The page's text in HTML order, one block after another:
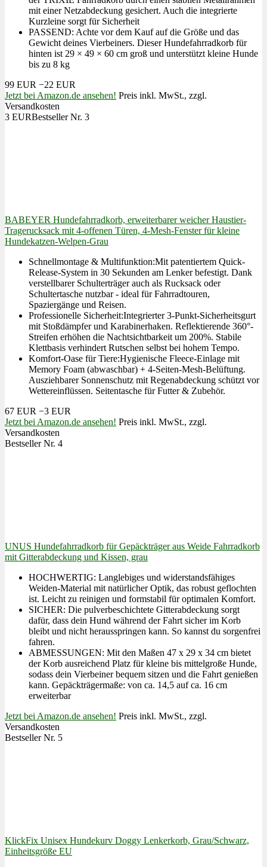
mit einer Netzabdeckung gesichert. Auch die integrierte
Kurzleine sorgt für Sicherheit
PASSEND: Achte vor dem Kauf auf die Größe und das
Gewicht deines Vierbeiners. Dieser Hundefahrradkorb für
hinten ist 29 × 49 × 60 cm groß und unterstützt kleine Hunde
bis zu 8 kg
99 EUR −22 EUR
Jetzt bei Amazon.de ansehen! Preis inkl. MwSt., zzgl.
Versandkosten
3 EURBestseller Nr. 3
BABEYER Hundefahrradkorb, erweiterbarer weicher Haustier-
Tragerucksack mit 4-offenen Türen, 4-Mesh-Fenster für kleine
Hundekatzen-Welpen-Grau
Schnellmontage & Multifunktion:Mit patentiertem Quick-
Release-System in 30 Sekunden am Lenker befestigt. Dank
verstellbarer Schulterträger auch als Rucksack oder
Schultertasche nutzbar - ideal für Fahrradtouren,
Spaziergänge und Reisen.
Professionelle Sicherheit:Integrierter 3-Punkt-Sicherheitsgurt
mit Stoßdämpfer und Karabinerhaken. Reflektierende 360°-
Streifen erhöhen die Nachtsichtbarkeit um 200%. Stabile
Klettbasis verhindert Rutschen selbst bei hohem Tempo.
Komfort-Oase für Tiere:Hygienische Fleece-Einlage mit
Memory Foam (abwaschbar) + 4-Seiten-Mesh-Belüftung.
Ausziehbarer Sonnenschutz mit Regenabdeckung schützt vor
Wettereinflüssen. Seitentasche für Futter & Zubehör.
67 EUR −3 EUR
Jetzt bei Amazon.de ansehen! Preis inkl. MwSt., zzgl.
Versandkosten
Bestseller Nr. 4
UNUS Hundefahrradkorb für Gepäckträger aus Weide Fahrradkorb
mit Gitterabdeckung und Kissen, grau
HOCHWERTIG: Langlebiges und widerstandsfähiges
Weiden-Material mit natürlicher Optik, das robust geflochten
ist. Leicht zu reinigen und formstabil für optimalen Komfort.
SICHER: Die pulverbeschichtete Gitterabdeckung sorgt
dafür, dass dein Hund während der Fahrt sicher im Korb
bleibt und nicht herausspringen kann. So kannst du sorgenfrei
fahren.
ABMESSUNGEN: Mit den Maßen 47 x 29 x 34 cm bietet
der Korb ausreichend Platz für kleine bis mittelgroße Hunde,
sodass dein Vierbeiner bequem sitzen und die Fahrt genießen
kann. Gepäckträgermaße: von ca. 14,5 auf ca. 16 cm
erweiterbar
Jetzt bei Amazon.de ansehen! Preis inkl. MwSt., zzgl.
Versandkosten
Bestseller Nr. 5
KlickFix Unisex Hundekurv Doggy Lenkerkorb, Grau/Schwarz,
Einheitsgröße EU